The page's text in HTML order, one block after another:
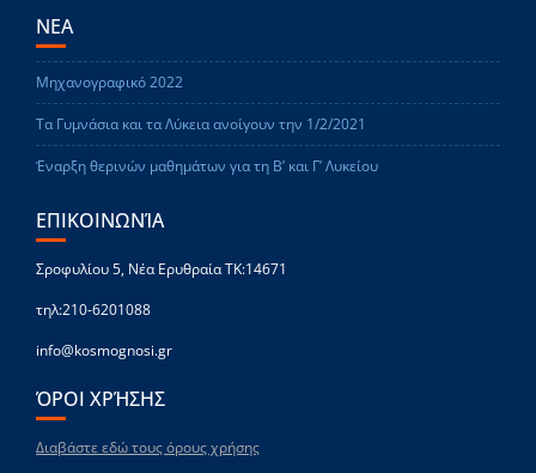
ΝΕΑ
Μηχανογραφικό 2022
Τα Γυμνάσια και τα Λύκεια ανοίγουν την 1/2/2021
Έναρξη θερινών μαθημάτων για τη Β’ και Γ’ Λυκείου
ΕΠΙΚΟΙΝΩΝΊΑ
Σροφυλίου 5, Νέα Ερυθραία ΤΚ:14671
τηλ:210-6201088
info@kosmognosi.gr
ΌΡΟΙ ΧΡΉΣΗΣ
Διαβάστε εδώ τους όρους χρήσης